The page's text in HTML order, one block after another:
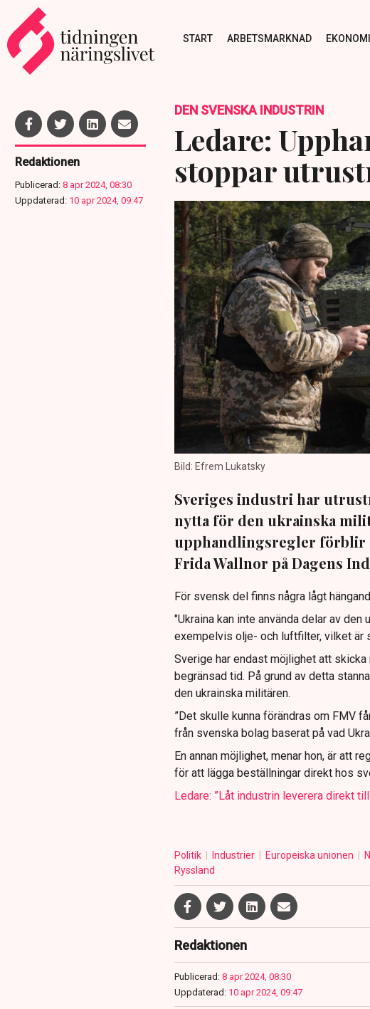
START ARBETSMARKNAD EKONOMI
Redaktionen
Publicerad: 8 apr 2024, 08:30
Uppdaterad: 10 apr 2024, 09:47
DEN SVENSKA INDUSTRIN
Ledare:
stoppar
Bild: Efrem Lukatsky
Sveriges industri har
nytta för den ukrainska
upphandlingsregler förblir
Frida Wallnor på Dagens
För svensk del finns några lågt
"Ukraina kan inte använda delar av
exempelvis olje- och luftfilter, vilket är
Sverige har endast möjlighet att
begränsad tid. På grund av detta
den ukrainska militären.
”Det skulle kunna förändras om FMV
från svenska bolag baserat på vad
En annan möjlighet, menar hon, är att
för att lägga beställningar direkt hos
Ledare: ”Låt industrin leverera direkt till
Politik Industrier Europeiska unionen
Ryssland
Redaktionen
Publicerad: 8 apr 2024, 08:30
Uppdaterad: 10 apr 2024, 09:47